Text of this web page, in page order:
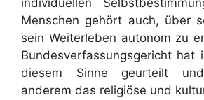
individuellen
Menschen gehört auch, über
sein Weiterleben autonom zu
Bundesverfassungsgericht hat
diesem Sinne geurteilt
anderem das religiöse und